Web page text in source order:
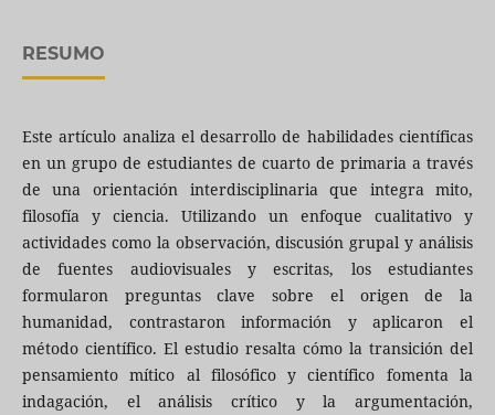
RESUMO
Este artículo analiza el desarrollo de habilidades científicas
en un grupo de estudiantes de cuarto de primaria a través
de una orientación interdisciplinaria que integra mito,
filosofía y ciencia. Utilizando un enfoque cualitativo y
actividades como la observación, discusión grupal y análisis
de fuentes audiovisuales y escritas, los estudiantes
formularon preguntas clave sobre el origen de la
humanidad, contrastaron información y aplicaron el
método científico. El estudio resalta cómo la transición del
pensamiento mítico al filosófico y científico fomenta la
indagación, el análisis crítico y la argumentación,